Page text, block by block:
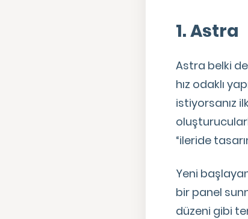
1. Astra
Astra belki
hız odaklı
istiyorsanız
“ileride
Yeni
bir panel
düzeni gibi